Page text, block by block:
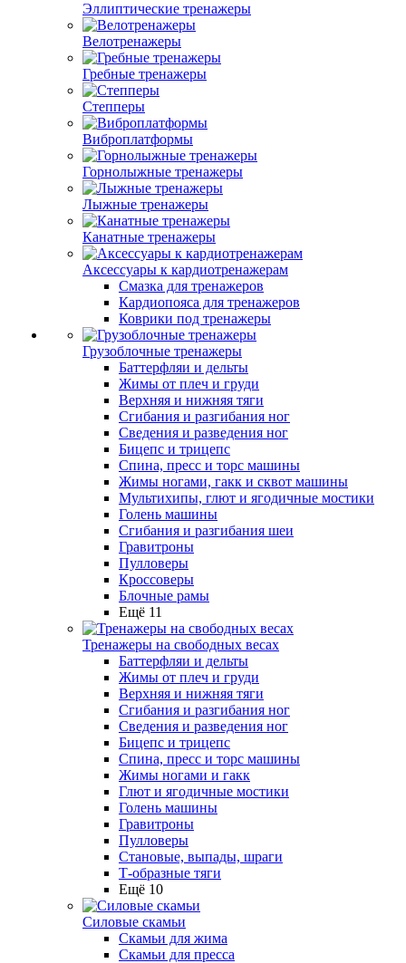
Эллиптические тренажеры
Велотренажеры
Гребные тренажеры
Степперы
Виброплатформы
Горнолыжные тренажеры
Лыжные тренажеры
Канатные тренажеры
Аксессуары к кардиотренажерам
Смазка для тренажеров
Кардиопояса для тренажеров
Коврики под тренажеры
Грузоблочные тренажеры
Баттерфляи и дельты
Жимы от плеч и груди
Верхняя и нижняя тяги
Сгибания и разгибания ног
Сведения и разведения ног
Бицепс и трицепс
Спина, пресс и торс машины
Жимы ногами, гакк и сквот машины
Мультихипы, глют и ягодичные мостики
Голень машины
Сгибания и разгибания шеи
Гравитроны
Пулловеры
Кроссоверы
Блочные рамы
Ещё 11
Тренажеры на свободных весах
Баттерфляи и дельты
Жимы от плеч и груди
Верхняя и нижняя тяги
Сгибания и разгибания ног
Сведения и разведения ног
Бицепс и трицепс
Спина, пресс и торс машины
Жимы ногами и гакк
Глют и ягодичные мостики
Голень машины
Гравитроны
Пулловеры
Становые, выпады, шраги
Т-образные тяги
Ещё 10
Силовые скамьи
Скамьи для жима
Скамьи для пресса